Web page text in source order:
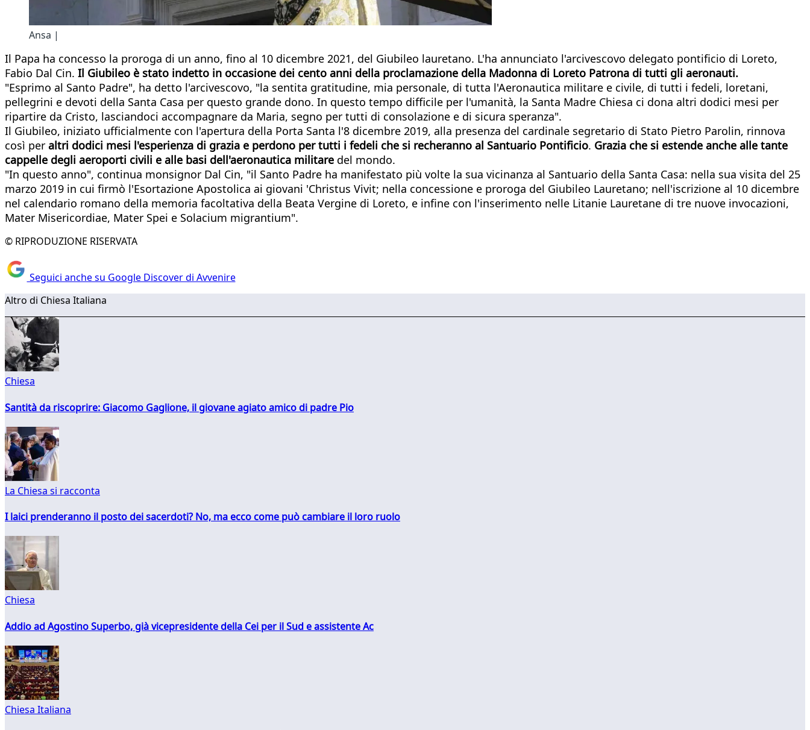
Ansa |
Il Papa ha concesso la proroga di un anno, fino al 10 dicembre 2021, del Giubileo lauretano. L'ha annunciato l'arcivescovo delegato pontificio di Loreto,
Fabio Dal Cin. Il Giubileo è stato indetto in occasione dei cento anni della proclamazione della Madonna di Loreto Patrona di tutti gli aeronauti.
"Esprimo al Santo Padre", ha detto l'arcivescovo, "la sentita gratitudine, mia personale, di tutta l'Aeronautica militare e civile, di tutti i fedeli, loretani,
pellegrini e devoti della Santa Casa per questo grande dono. In questo tempo difficile per l'umanità, la Santa Madre Chiesa ci dona altri dodici mesi per
ripartire da Cristo, lasciandoci accompagnare da Maria, segno per tutti di consolazione e di sicura speranza".
Il Giubileo, iniziato ufficialmente con l'apertura della Porta Santa l'8 dicembre 2019, alla presenza del cardinale segretario di Stato Pietro Parolin, rinnova
così per altri dodici mesi l'esperienza di grazia e perdono per tutti i fedeli che si recheranno al Santuario Pontificio. Grazia che si estende anche alle tante
cappelle degli aeroporti civili e alle basi dell'aeronautica militare del mondo.
"In questo anno", continua monsignor Dal Cin, "il Santo Padre ha manifestato più volte la sua vicinanza al Santuario della Santa Casa: nella sua visita del 25
marzo 2019 in cui firmò l'Esortazione Apostolica ai giovani 'Christus Vivit; nella concessione e proroga del Giubileo Lauretano; nell'iscrizione al 10 dicembre
nel calendario romano della memoria facoltativa della Beata Vergine di Loreto, e infine con l'inserimento nelle Litanie Lauretane di tre nuove invocazioni,
Mater Misericordiae, Mater Spei e Solacium migrantium".
© RIPRODUZIONE RISERVATA
Seguici anche su Google Discover di Avvenire
Altro di Chiesa Italiana
Chiesa
Santità da riscoprire: Giacomo Gaglione, il giovane agiato amico di padre Pio
La Chiesa si racconta
I laici prenderanno il posto dei sacerdoti? No, ma ecco come può cambiare il loro ruolo
Chiesa
Addio ad Agostino Superbo, già vicepresidente della Cei per il Sud e assistente Ac
Chiesa Italiana